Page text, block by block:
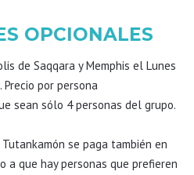
OPCIONALES
de Saqqara y Memphis el Lunes
por persona
sean sólo 4 personas del grupo.
se paga también en
a que hay personas que prefieren